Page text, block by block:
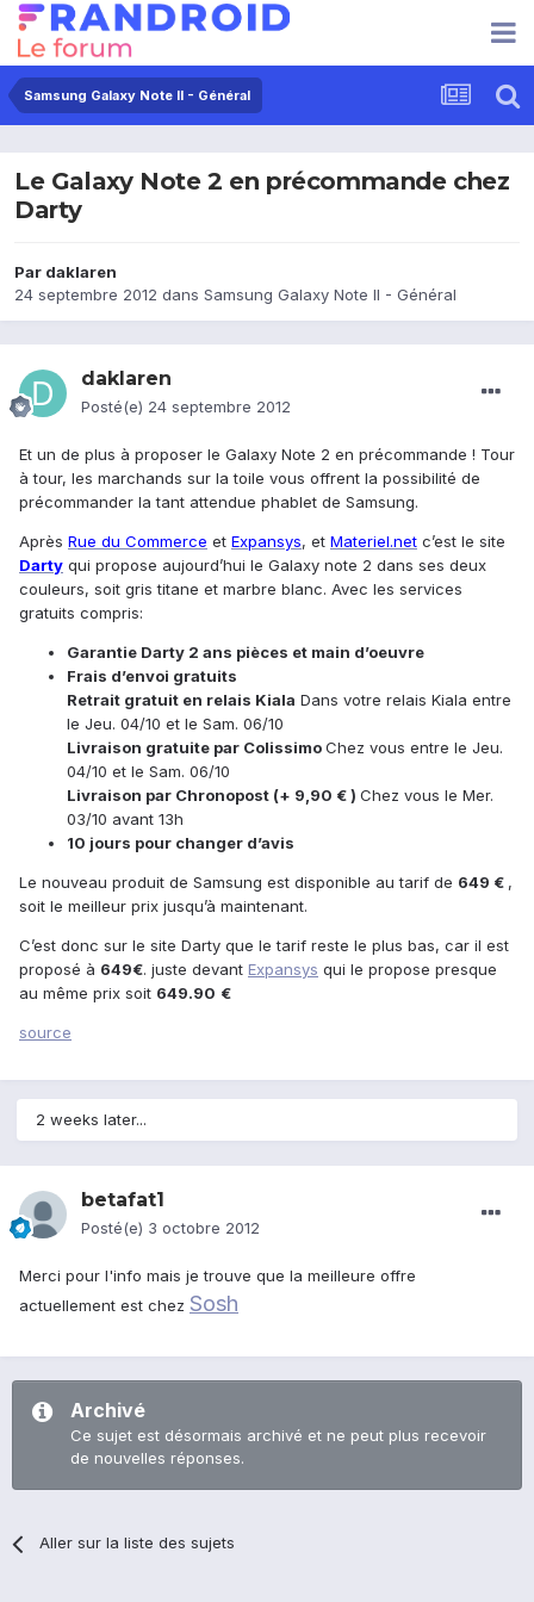
Samsung Galaxy Note II - Général
Le Galaxy Note 2 en précommande chez
Darty
Par daklaren
24 septembre 2012 dans Samsung Galaxy Note II - Général
daklaren
Posté(e) 24 septembre 2012
Et un de plus à proposer le Galaxy Note 2 en précommande ! Tour
à tour, les marchands sur la toile vous offrent la possibilité de
précommander la tant attendue phablet de Samsung.
Après Rue du Commerce et Expansys, et Materiel.net c’est le site
Darty qui propose aujourd’hui le Galaxy note 2 dans ses deux
couleurs, soit gris titane et marbre blanc. Avec les services
gratuits compris:
Garantie Darty 2 ans pièces et main d’oeuvre
Frais d’envoi gratuits
Retrait gratuit en relais Kiala Dans votre relais Kiala entre
le Jeu. 04/10 et le Sam. 06/10
Livraison gratuite par ColissimoChez vous entre le Jeu.
04/10 et le Sam. 06/10
Livraison par Chronopost (+ 9,90 € ) Chez vous le Mer.
03/10 avant 13h
10 jours pour changer d’avis
Le nouveau produit de Samsung est disponible au tarif de 649 € ,
soit le meilleur prix jusqu’à maintenant.
C’est donc sur le site Darty que le tarif reste le plus bas, car il est
proposé à 649€. juste devant Expansys qui le propose presque
au même prix soit 649.90 €
source
2 weeks later...
betafat1
Posté(e) 3 octobre 2012
Merci pour l'info mais je trouve que la meilleure offre
actuellement est chez Sosh
Archivé
Ce sujet est désormais archivé et ne peut plus recevoir
de nouvelles réponses.
Aller sur la liste des sujets